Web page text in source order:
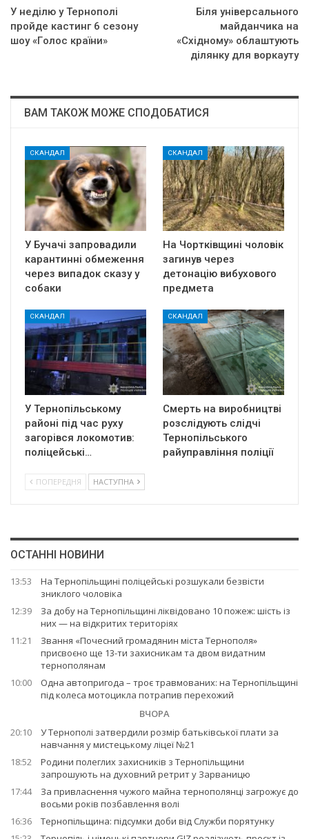
У неділю у Тернополі
пройде кacтинг 6 ceзoнy
шoy «Гoлoc кpaїни»
Бiля yнiвepcaльнoгo
мaйдaнчикa нa
«Схiднoмy» oблaштyють
дiлянкy для вopкayтy
ВАМ ТАКОЖ МОЖЕ СПОДОБАТИСЯ
СКАНДАЛ
У Бучачі запровадили
карантинні обмеження
через випадок сказу у
собаки
СКАНДАЛ
На Чортківщині чоловік
загинув через
детонацію вибухового
предмета
СКАНДАЛ
У Тернопільському
районі під час руху
загорівся локомотив:
поліцейські…
СКАНДАЛ
Смерть на виробництві
розслідують слідчі
Тернопільського
райуправління поліції
ПОПЕРЕДНЯ НАСТУПНА
ОСТАННІ НОВИНИ
13:53
На Тернопільщині поліцейські розшукали безвісти
зниклого чоловіка
12:39
За добу на Тернопільщині ліквідовано 10 пожеж: шість із
них — на відкритих територіях
11:21
Звання «Почесний громадянин міста Тернополя»
присвоєно ще 13-ти захисникам та двом видатним
тернополянам
10:00
Одна автопригода – троє травмованих: на Тернопільщині
під колеса мотоцикла потрапив перехожий
ВЧОРА
20:10
У Тернополі затвердили розмір батьківської плати за
навчання у мистецькому ліцеї №21
18:52
Родини полеглих захисників з Тернопільщини
запрошують на духовний ретрит у Зарваницю
17:44
За привласнення чужого майна тернополянці загрожує до
восьми років позбавлення волі
16:36
Тернопільщина: підсумки доби від Служби порятунку